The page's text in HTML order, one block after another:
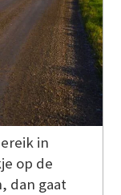
in
op de
dan gaat